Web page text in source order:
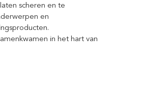
scheren en te
en
in het hart van